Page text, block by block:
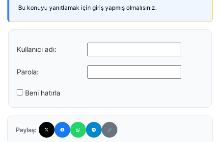
Bu konuyu yanıtlamak için giriş yapmış olmalısınız.
Kullanıcı adı:
Parola:
Beni hatırla
Paylaş: